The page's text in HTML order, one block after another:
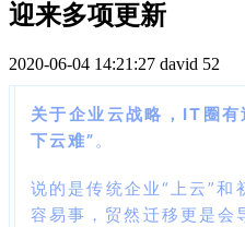
迎来多项更新
2020-06-04 14:21:27 david 52
关于企业云战略，IT圈
下云难”。
说的是传统企业“上云”和
容易事，贸然迁移更是会